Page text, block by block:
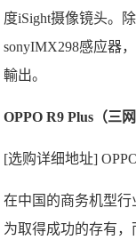
度iSight摄像镜头。
sonyIMX298感应器
輸出。
OPPO R9 Plus（三网
[选购详细地址]
在中国的商务机型行
为取得成功的存有